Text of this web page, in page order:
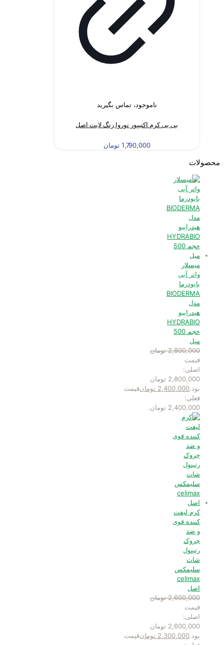
ناموجود، تماس بگیرید
بی بی کرم اکتیپور نوروا رنگ لایت اصل
1,790,000 تومان
محصولات
میسلار
واتر آبی
بایودرما
BIODERMA
مدل
هیدرابیو
HYDRABIO
حجم 500
میل
2,800,000 تومان
قیمت
اصلی:
2,800,000 تومان
بود.2,400,000 تومانقیمت
فعلی:
2,400,000 تومان.
کرم لیفت
کننده قوی
و ضد
چروک
رتینول
شات
سلیمکس
celimax
اصل
2,600,000 تومان
قیمت
اصلی:
2,600,000 تومان
بود.2,300,000 تومانقیمت